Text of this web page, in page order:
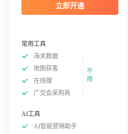
立即开通
常用工具
海关数据
地图获客
在线搜
广交会采购商
不
限
AI工具
AI智能营销助手